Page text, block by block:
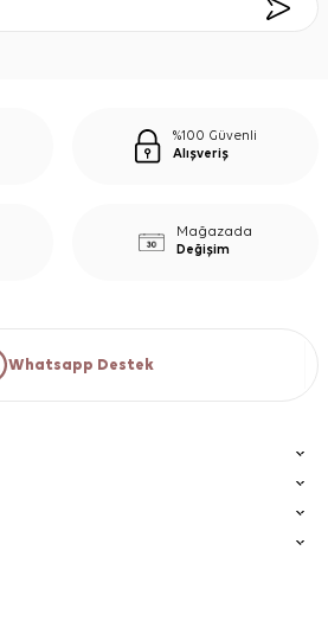
%100 Güvenli
Alışveriş
Mağazada
Değişim
Whatsapp Destek